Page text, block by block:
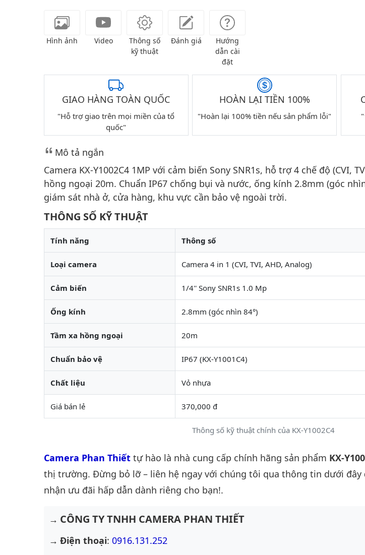
Hình ảnh Video
Thông số
kỹ thuật
Đánh giá
Hướng
dẫn cài
đặt
GIAO HÀNG TOÀN QUỐC
"Hỗ trợ giao trên mọi miền của tổ
quốc"
HOÀN LẠI TIỀN 100%
"Hoàn lại 100% tiền nếu sản phẩm lỗi"
Mô tả ngắn
Camera KX-Y1002C4 1MP với cảm biến Sony SNR1s, hỗ trợ 4 chế độ (CVI,
hồng ngoại 20m. Chuẩn IP67 chống bụi và nước, ống kính 2.8mm (góc
giám sát nhà ở, cửa hàng, khu vực cần bảo vệ ngoài trời.
THÔNG SỐ KỸ THUẬT
Thông số kỹ thuật chính của KX-Y1002C4
Tính năng Thông số
Loại camera Camera 4 in 1 (CVI, TVI, AHD, Analog)
Cảm biến 1/4'' Sony SNR1s 1.0 Mp
Ống kính 2.8mm (góc nhìn 84°)
Tầm xa hồng ngoại 20m
Chuẩn bảo vệ IP67 (KX-Y1001C4)
Chất liệu Vỏ nhựa
Giá bán lẻ 370,000 đ
Camera Phan Thiết tự hào là nhà cung cấp chính hãng sản phẩm KX-
thị trường. Đừng bỏ lỡ – liên hệ ngay với chúng tôi qua thông tin dưới đây
nhận ưu đãi hấp dẫn dành riêng cho bạn!.
CÔNG TY TNHH CAMERA PHAN THIẾT
Điện thoại: 0916.131.252